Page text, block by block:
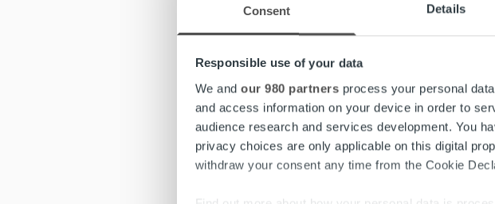
Consent Details
Responsible use of your data
We and our 980 partners process your personal
and access information on your device in order to
audience research and services development. You
privacy choices are only applicable on this digital
withdraw your consent any time from the Cookie
vakituisen työpaikan
Trust Accountsissa pääset
talouden hallinnan ratkaisujen ja
mielenkiintoisia asiakkaita ja
Palkanlaskijalta odotamme
palkkahallinnon tehtävistä,
kannattaa liittää tietoa
Haluamme tarjota